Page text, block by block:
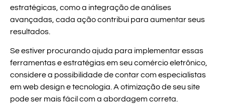
estratégicas, como a integração de análises
avançadas, cada ação contribui para aumentar seus
resultados.
Se estiver procurando ajuda para implementar essas
ferramentas e estratégias em seu comércio eletrônico,
considere a possibilidade de contar com especialistas
em web design e tecnologia. A otimização de seu site
pode ser mais fácil com a abordagem correta.